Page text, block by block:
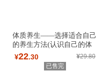
体质养生——选择适合自己
的养生方法(认识自己的体
质，选择自己
¥22.30 ¥29.80
已售完